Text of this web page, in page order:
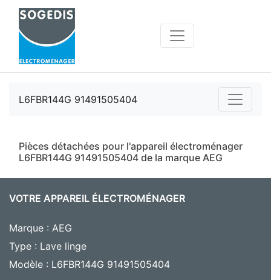
L6FBR144G 91491505404
Pièces détachées pour l'appareil électroménager
L6FBR144G 91491505404 de la marque AEG
VOTRE APPAREIL ÉLECTROMÉNAGER
Marque : AEG
Type : Lave linge
Modèle : L6FBR144G 91491505404